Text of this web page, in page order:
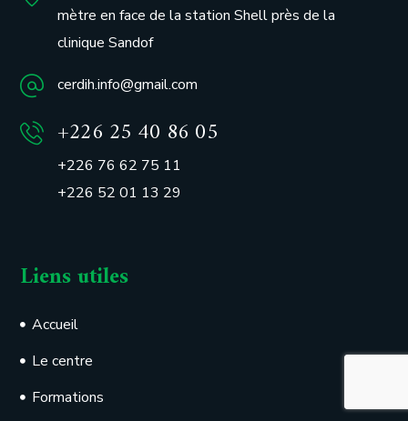
mètre en face de la station Shell près de la
clinique Sandof
cerdih.info@gmail.com
+226 25 40 86 05
+226 76 62 75 11
+226 52 01 13 29
Liens utiles
Accueil
Le centre
Formations